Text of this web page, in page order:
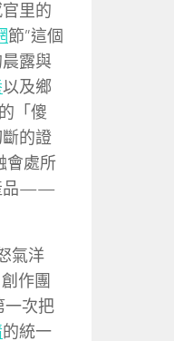
里的
節”這個
露與
以及鄉
「傻
的證
會處所
品——
氣洋
作團
一次把
的統一